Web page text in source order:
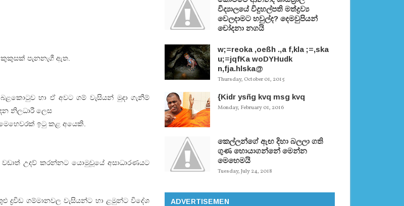
පැනනැගී ඇත.
හා ඒ අවට ගම් වැසියන් මුදා ගැනීම්
නිලධාරී ලෙස
මෙහෙවරක් ඉටු කළ අයෙකි.
උදව් කරන්නට යොමුවූයේ අසාධාරණයට
ද්‍රවිඩ ගම්මානවල වැසියන්ට හා ළමුන්ට විදේශ
විද්‍යාලයේ විදුහල්පති මත්ද්‍රව්‍ය
වෙලදාමට හවුල්ද? දෙමවුපියන්
චෝදනා නගයි
w;=reoka ,oeßh .,a f,kla ;=,ska
u;=jqfKa woDYHudk
n,fja.hlska@
Thursday, October 01, 2015
{Kidr ysñg kvq msg kvq
Monday, February 01, 2016
කෙල්ලන්ගේ ඇඟ දිහා බලලා ගති
ගුණ හොයාගන්නේ මෙන්න
මෙහෙමයි
Tuesday, July 24, 2018
ADVERTISEMEN